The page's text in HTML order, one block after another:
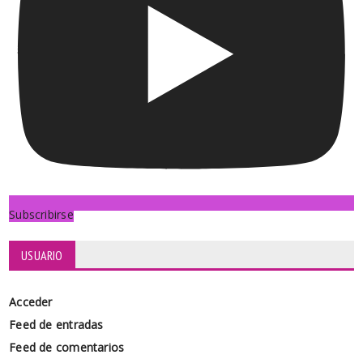
Subscribirse
USUARIO
Acceder
Feed de entradas
Feed de comentarios